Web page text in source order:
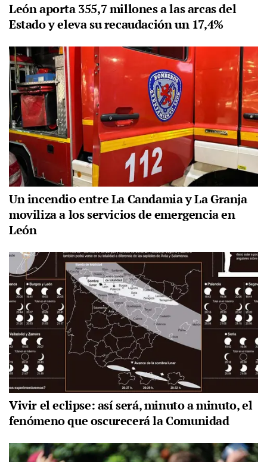
León aporta 355,7 millones a las arcas del
Estado y eleva su recaudación un 17,4%
Un incendio entre La Candamia y La Granja
moviliza a los servicios de emergencia en
León
Vivir el eclipse: así será, minuto a minuto, el
fenómeno que oscurecerá la Comunidad